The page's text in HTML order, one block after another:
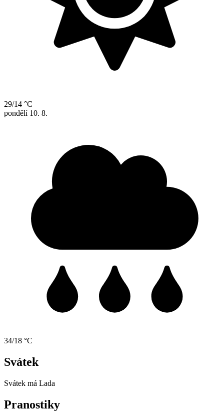
29/14 °C
pondělí 10. 8.
34/18 °C
Svátek
Svátek má Lada
Pranostiky